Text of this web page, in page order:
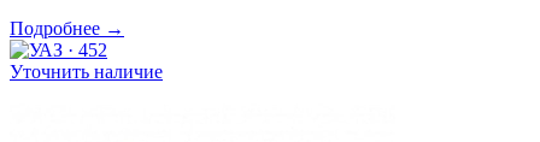
Подробнее →
Уточнить наличие